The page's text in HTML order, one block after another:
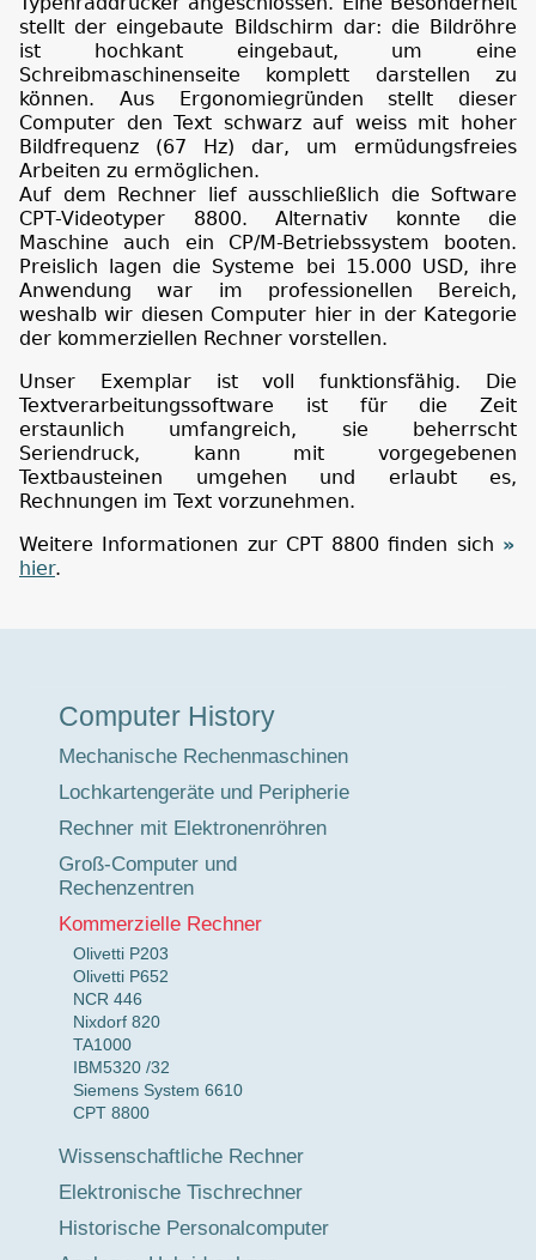
stellt der eingebaute Bildschirm dar: die Bildröhre
ist hochkant eingebaut, um eine
Schreibmaschinenseite komplett darstellen zu
können. Aus Ergonomiegründen stellt dieser
Computer den Text schwarz auf weiss mit hoher
Bildfrequenz (67 Hz) dar, um ermüdungsfreies
Arbeiten zu ermöglichen.
Auf dem Rechner lief ausschließlich die Software
CPT-Videotyper 8800. Alternativ konnte die
Maschine auch ein CP/M-Betriebssystem booten.
Preislich lagen die Systeme bei 15.000 USD, ihre
Anwendung war im professionellen Bereich,
weshalb wir diesen Computer hier in der Kategorie
der kommerziellen Rechner vorstellen.
Unser Exemplar ist voll funktionsfähig. Die
Textverarbeitungssoftware ist für die Zeit
erstaunlich umfangreich, sie beherrscht
Seriendruck, kann mit vorgegebenen
Textbausteinen umgehen und erlaubt es,
Rechnungen im Text vorzunehmen.
Weitere Informationen zur CPT 8800 finden sich
hier.
Computer History
Mechanische Rechenmaschinen
Lochkartengeräte und Peripherie
Rechner mit Elektronenröhren
Groß-Computer und
Rechenzentren
Kommerzielle Rechner
Olivetti P203
Olivetti P652
NCR 446
Nixdorf 820
TA1000
IBM5320 /32
Siemens System 6610
CPT 8800
Wissenschaftliche Rechner
Elektronische Tischrechner
Historische Personalcomputer